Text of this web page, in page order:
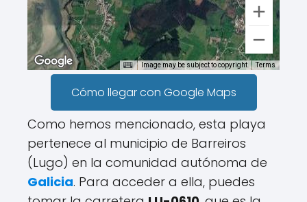
Image may be subject to copyright Terms
Cómo llegar con Google Maps
Como hemos mencionado, esta playa
pertenece al municipio de Barreiros
(Lugo) en la comunidad autónoma de
Galicia. Para acceder a ella, puedes